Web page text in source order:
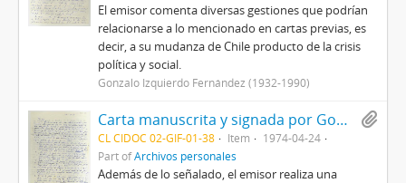
El emisor comenta diversas gestiones que podrían
relacionarse a lo mencionado en cartas previas, es
decir, a su mudanza de Chile producto de la crisis
política y social.
Gonzalo Izquierdo Fernández (1932-1990)
Carta manuscrita y signada por Gonzalo Izquierdo a su cónyuge con motivo de entregar noticias relativas a su vida privada
CL CIDOC 02-GIF-01-38 Item
1974-04-24
Part ofArchivos personales
Además de lo señalado, el emisor realiza una